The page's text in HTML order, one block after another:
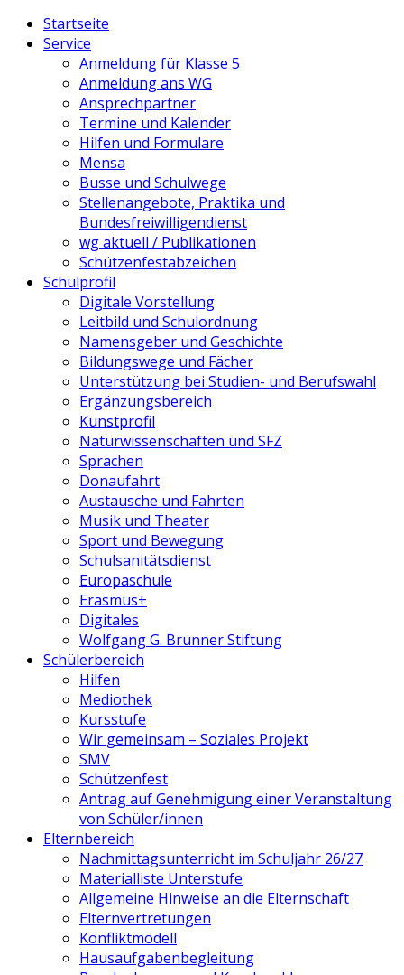
Startseite
Service
Anmeldung für Klasse 5
Anmeldung ans WG
Ansprechpartner
Termine und Kalender
Hilfen und Formulare
Mensa
Busse und Schulwege
Stellenangebote, Praktika und
Bundesfreiwilligendienst
wg aktuell / Publikationen
Schützenfestabzeichen
Schulprofil
Digitale Vorstellung
Leitbild und Schulordnung
Namensgeber und Geschichte
Bildungswege und Fächer
Unterstützung bei Studien- und Berufswahl
Ergänzungsbereich
Kunstprofil
Naturwissenschaften und SFZ
Sprachen
Donaufahrt
Austausche und Fahrten
Musik und Theater
Sport und Bewegung
Schulsanitätsdienst
Europaschule
Erasmus+
Digitales
Wolfgang G. Brunner Stiftung
Schülerbereich
Hilfen
Mediothek
Kursstufe
Wir gemeinsam – Soziales Projekt
SMV
Schützenfest
Antrag auf Genehmigung einer Veranstaltung
von Schüler/innen
Elternbereich
Nachmittagsunterricht im Schuljahr 26/27
Materialliste Unterstufe
Allgemeine Hinweise an die Elternschaft
Elternvertretungen
Konfliktmodell
Hausaufgabenbegleitung